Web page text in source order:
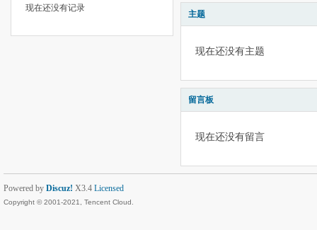
现在还没有记录
主题
现在还没有主题
留言板
现在还没有留言
Powered by Discuz! X3.4 Licensed
Copyright © 2001-2021, Tencent Cloud.